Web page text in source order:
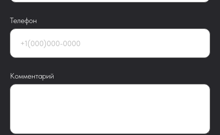
Телефон
Комментарий